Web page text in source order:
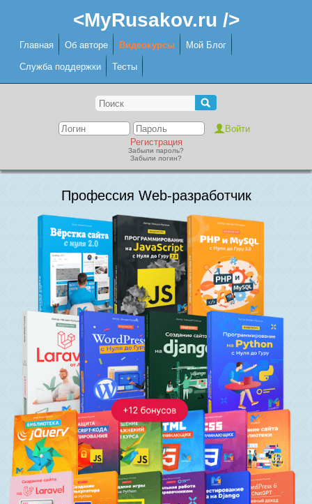
<MyRusakov.ru />
Главная Об авторе Видеокурсы Мой Блог
Служба поддержки Тесты
Регистрация
Забыли пароль?
Забыли логин?
Профессия Web-разработчик